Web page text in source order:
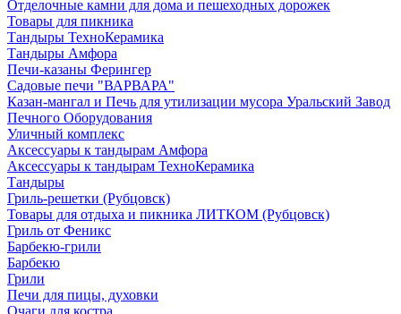
Отделочные камни для дома и пешеходных дорожек
Товары для пикника
Тандыры ТехноКерамика
Тандыры Амфора
Печи-казаны Ферингер
Садовые печи "ВАРВАРА"
Казан-мангал и Печь для утилизации мусора Уральский Завод
Печного Оборудования
Уличный комплекс
Аксессуары к тандырам Амфора
Аксессуары к тандырам ТехноКерамика
Тандыры
Гриль-решетки (Рубцовск)
Товары для отдыха и пикника ЛИТКОМ (Рубцовск)
Гриль от Феникс
Барбекю-грили
Барбекю
Грили
Печи для пицы, духовки
Очаги для костра